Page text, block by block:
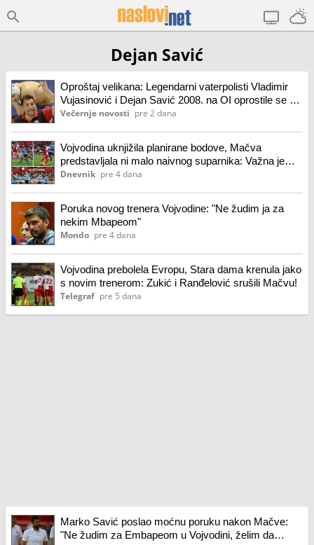
Dejan Savić
Oproštaj velikana: Legendarni vaterpolisti Vladimir
Vujasinović i Dejan Savić 2008. na OI oprostile se od
reprezentacije
Večernje novosti pre 2 dana
Vojvodina uknjižila planirane bodove, Mačva
predstavljala ni malo naivnog suparnika: Važna je
pobeda, igra će doći kroz treninge
Dnevnik pre 4 dana
Poruka novog trenera Vojvodine: "Ne žudim ja za
nekim Mbapeom"
Mondo pre 4 dana
Vojvodina prebolela Evropu, Stara dama krenula jako
s novim trenerom: Zukić i Ranđelović srušili Mačvu!
Telegraf pre 5 dana
Marko Savić poslao moćnu poruku nakon Mačve:
"Ne žudim za Embapeom u Vojvodini, želim da